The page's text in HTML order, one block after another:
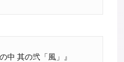
中 其の弐「風」』